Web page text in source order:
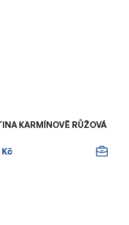
KARMÍNOVĚ RŮŽOVÁ